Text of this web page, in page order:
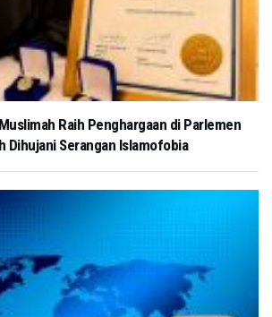
Raih Penghargaan di Parlemen
Dihujani Serangan Islamofobia